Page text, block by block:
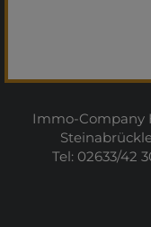
Immo-Company
Tel: 02633/42